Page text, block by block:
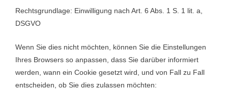
Rechtsgrundlage: Einwilligung nach Art. 6 Abs. 1 S. 1 lit. a,
DSGVO
Wenn Sie dies nicht möchten, können Sie die Einstellungen
Ihres Browsers so anpassen, dass Sie darüber informiert
werden, wann ein Cookie gesetzt wird, und von Fall zu Fall
entscheiden, ob Sie dies zulassen möchten: